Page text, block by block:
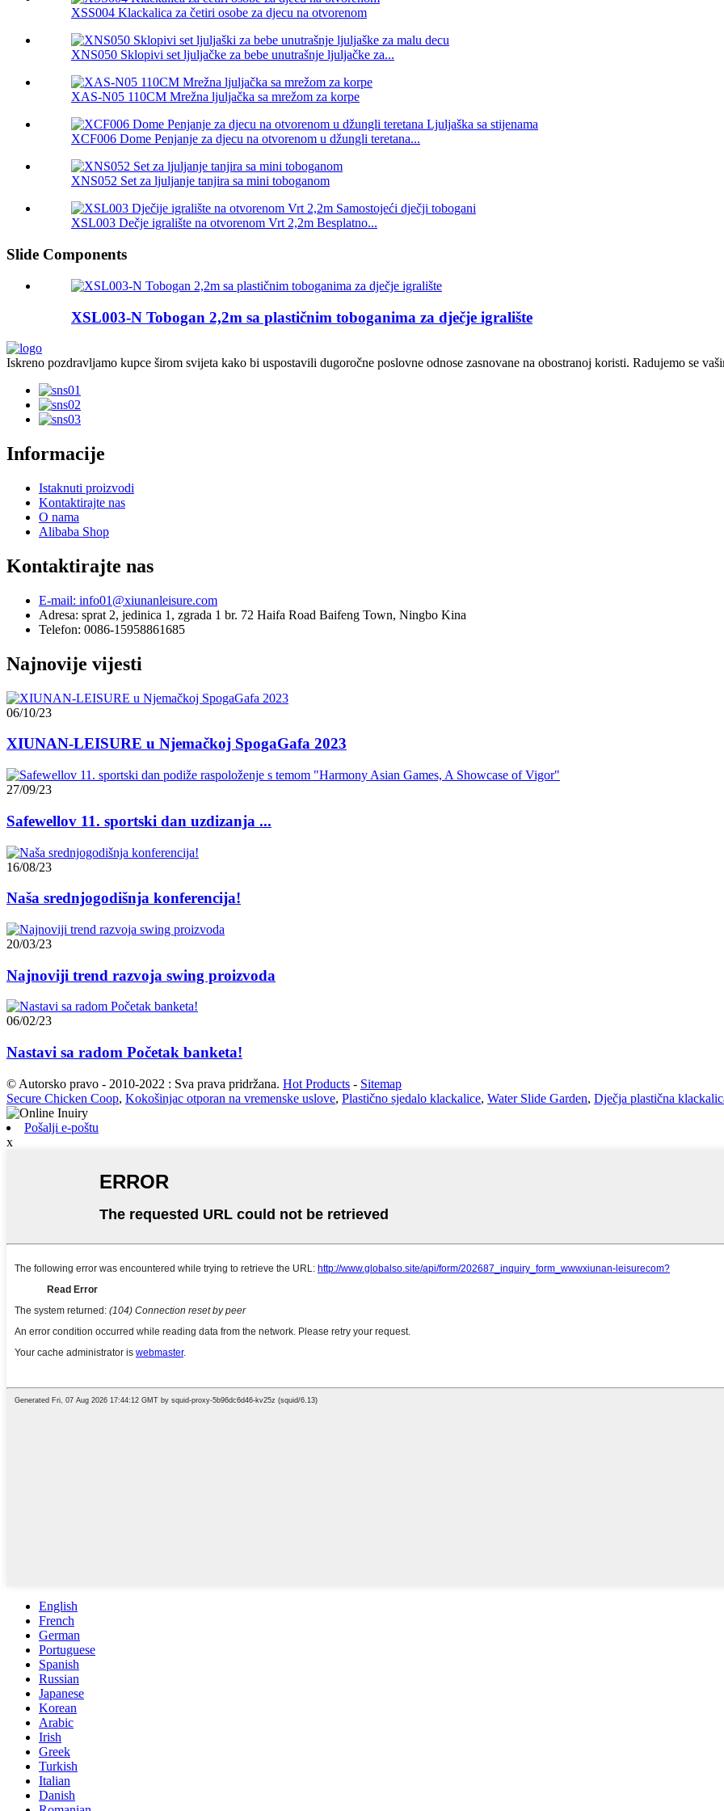
XSS004 Klackalica za četiri osobe za djecu na otvorenom
XNS050 Sklopivi set ljuljačke za bebe unutrašnje ljuljačke za...
XAS-N05 110CM Mrežna ljuljačka sa mrežom za korpe
XCF006 Dome Penjanje za djecu na otvorenom u džungli teretana...
XNS052 Set za ljuljanje tanjira sa mini toboganom
XSL003 Dečje igralište na otvorenom Vrt 2,2m Besplatno...
Slide Components
XSL003-N Tobogan 2,2m sa plastičnim toboganima za dječje igralište
Iskreno pozdravljamo kupce širom svijeta kako bi uspostavili dugoročne poslovne odnose zasnovane na obostranoj koristi. Radujemo se
Informacije
Istaknuti proizvodi
Kontaktirajte nas
O nama
Alibaba Shop
Kontaktirajte nas
E-mail: info01@xiunanleisure.com
Adresa: sprat 2, jedinica 1, zgrada 1 br. 72 Haifa Road Baifeng Town, Ningbo Kina
Telefon: 0086-15958861685
Najnovije vijesti
06/10/23
XIUNAN-LEISURE u Njemačkoj SpogaGafa 2023
27/09/23
Safewellov 11. sportski dan uzdizanja ...
16/08/23
Naša srednjogodišnja konferencija!
20/03/23
Najnoviji trend razvoja swing proizvoda
06/02/23
Nastavi sa radom Početak banketa!
© Autorsko pravo - 2010-2022 : Sva prava pridržana. Hot Products - Sitemap
Secure Chicken Coop, Kokošinjac otporan na vremenske uslove, Plastično sjedalo klackalice, Water Slide Garden, Dječja plastična
Pošalji e-poštu
x
English
French
German
Portuguese
Spanish
Russian
Japanese
Korean
Arabic
Irish
Greek
Turkish
Italian
Danish